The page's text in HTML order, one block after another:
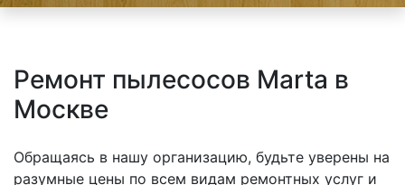
Ремонт пылесосов Marta в
Москве
Обращаясь в нашу организацию, будьте уверены на
разумные цены по всем видам ремонтных услуг и